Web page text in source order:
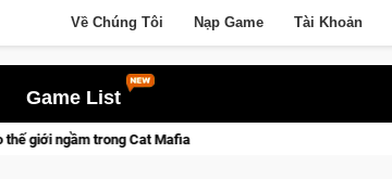
Về Chúng Tôi Nạp Game Tài Khoản
Game List